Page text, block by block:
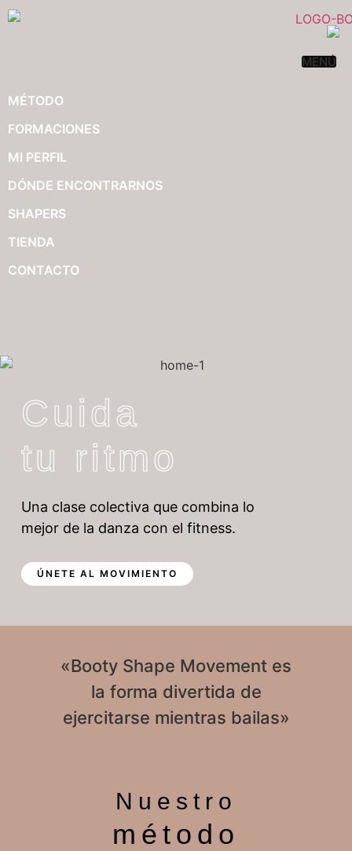
MENÚ
MÉTODO
FORMACIONES
MI PERFIL
DÓNDE ENCONTRARNOS
SHAPERS
TIENDA
CONTACTO
Cuida
tu ritmo
Una clase colectiva que combina lo
mejor de la danza con el fitness.
ÚNETE AL MOVIMIENTO
«Booty Shape Movement es
la forma divertida de
ejercitarse mientras bailas»
Nuestro
método